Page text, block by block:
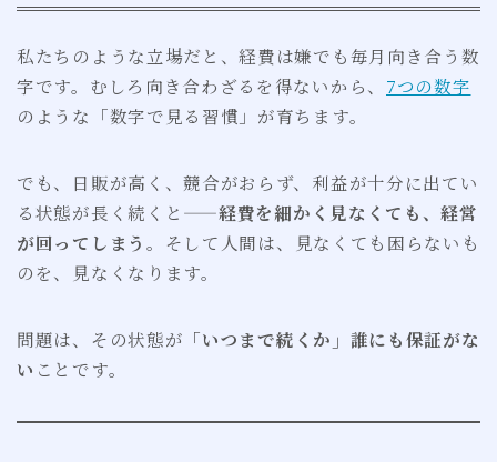
私たちのような立場だと、経費は嫌でも毎月向き合う数
字です。むしろ向き合わざるを得ないから、 7つの数字
のような「数字で見る習慣」が育ちます。
でも、日販が高く、競合がおらず、利益が十分に出てい
る状態が長く続くと——経費を細かく見なくても、経営
が回ってしまう 。そして人間は、見なくても困らないも
のを、見なくなります。
問題は、その状態が 「いつまで続くか」誰にも保証がな
い ことです。